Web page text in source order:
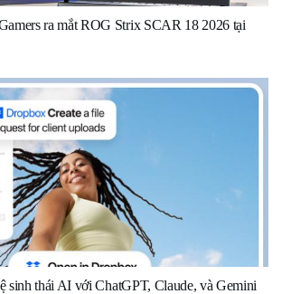
ra mắt ROG Strix SCAR 18 2026 tại
sinh thái AI với ChatGPT, Claude, và Gemini